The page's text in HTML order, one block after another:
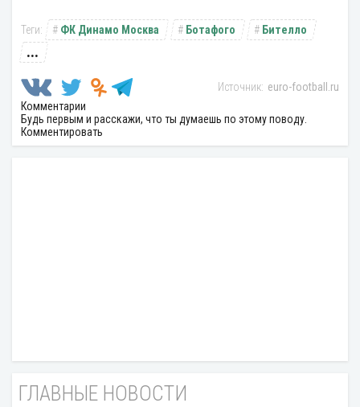
ФК Динамо Москва Ботафого Бителло
...
euro-football.ru
Комментарии
Будь первым и расскажи, что ты думаешь по этому поводу.
Комментировать
ГЛАВНЫЕ НОВОСТИ